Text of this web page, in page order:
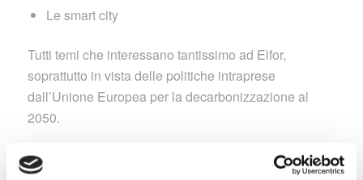
Le smart city
Tutti temi che interessano tantissimo ad Elfor,
soprattutto in vista delle politiche intraprese
dall’Unione Europea per la decarbonizzazione al
2050.
Da parte nostra un enorme grazie a tutti coloro che
hanno partecipato all’evento visitando il nostro stand,